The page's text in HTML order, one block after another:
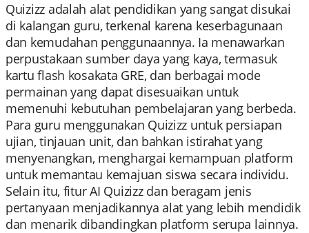
Quizizz adalah alat pendidikan yang sangat disukai
di kalangan guru, terkenal karena keserbagunaan
dan kemudahan penggunaannya. Ia menawarkan
perpustakaan sumber daya yang kaya, termasuk
kartu flash kosakata GRE, dan berbagai mode
permainan yang dapat disesuaikan untuk
memenuhi kebutuhan pembelajaran yang berbeda.
Para guru menggunakan Quizizz untuk persiapan
ujian, tinjauan unit, dan bahkan istirahat yang
menyenangkan, menghargai kemampuan platform
untuk memantau kemajuan siswa secara individu.
Selain itu, fitur AI Quizizz dan beragam jenis
pertanyaan menjadikannya alat yang lebih mendidik
dan menarik dibandingkan platform serupa lainnya.